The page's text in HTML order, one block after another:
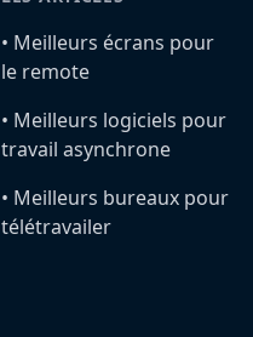
•️ Meilleurs écrans pour
le remote
•️ Meilleurs logiciels pour
travail asynchrone
•️ Meilleurs bureaux pour
télétravailer